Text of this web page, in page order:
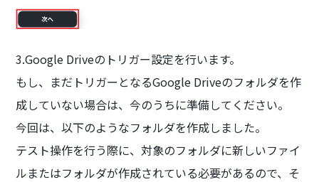
3.Google Driveのトリガー設定を行います。
もし、まだトリガーとなるGoogle Driveのフォルダを作
成していない場合は、今のうちに準備してください。
今回は、以下のようなフォルダを作成しました。
テスト操作を行う際に、対象のフォルダに新しいファイ
ルまたはフォルダが作成されている必要があるので、そ